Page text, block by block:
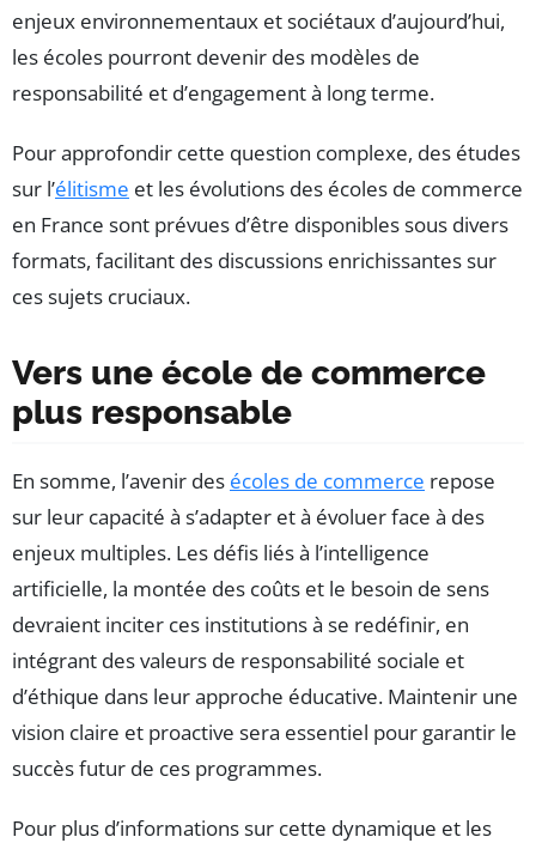
enjeux environnementaux et sociétaux d’aujourd’hui,
les écoles pourront devenir des modèles de
responsabilité et d’engagement à long terme.
Pour approfondir cette question complexe, des études
sur l’élitisme et les évolutions des écoles de commerce
en France sont prévues d’être disponibles sous divers
formats, facilitant des discussions enrichissantes sur
ces sujets cruciaux.
Vers une école de commerce
plus responsable
En somme, l’avenir des écoles de commerce repose
sur leur capacité à s’adapter et à évoluer face à des
enjeux multiples. Les défis liés à l’intelligence
artificielle, la montée des coûts et le besoin de sens
devraient inciter ces institutions à se redéfinir, en
intégrant des valeurs de responsabilité sociale et
d’éthique dans leur approche éducative. Maintenir une
vision claire et proactive sera essentiel pour garantir le
succès futur de ces programmes.
Pour plus d’informations sur cette dynamique et les